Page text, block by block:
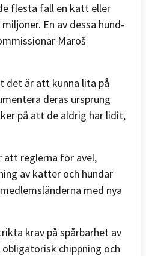
flesta fall en katt eller
En av dessa hund-
Maroš
det är att kunna lita på
deras ursprung
på att de aldrig har lidit,
att reglerna för avel,
av katter och hundar
med nya
krav på spårbarhet av
chippning och